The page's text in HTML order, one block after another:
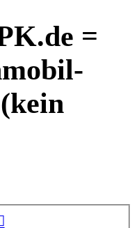
=
Erweiterte